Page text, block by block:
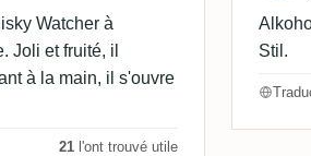
Watcher à
Joli et fruité, il
à la main, il s'ouvre
21 l'ont trouvé utile
Stil.